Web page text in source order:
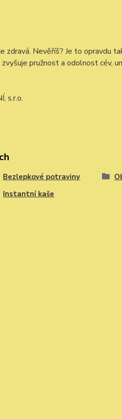
zdravá. Nevěříš? Je to opravdu
pružnost a odolnost cév,
s.r.o.
Bezlepkové potraviny
Instantní kaše